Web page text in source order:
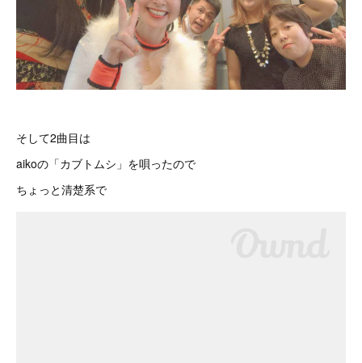
そして2曲目は
aikoの「カブトムシ」を唄ったので
ちょっと清楚系で